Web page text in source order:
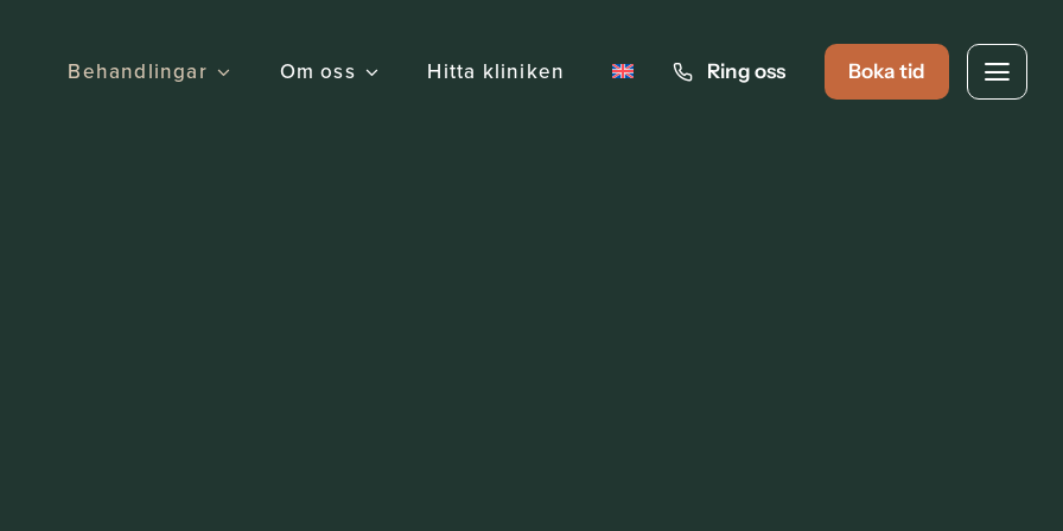
Behandlingar Om oss Hitta kliniken Ring oss Boka tid